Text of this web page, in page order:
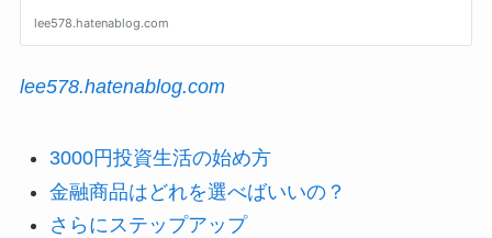
lee578.hatenablog.com
3000円投資生活の始め方
金融商品はどれを選べばいいの？
さらにステップアップ